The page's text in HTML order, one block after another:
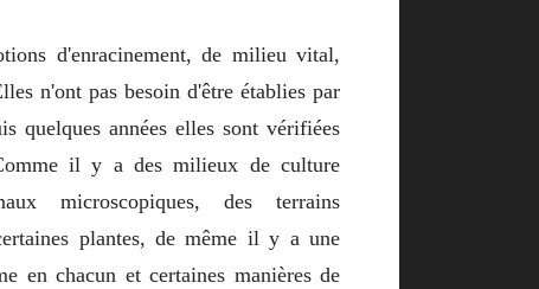
d'enracinement, de milieu vital,
n'ont pas besoin d'être établies par
quelques années elles sont vérifiées
il y a des milieux de culture
microscopiques, des terrains
plantes, de même il y a une
en chacun et certaines manières de